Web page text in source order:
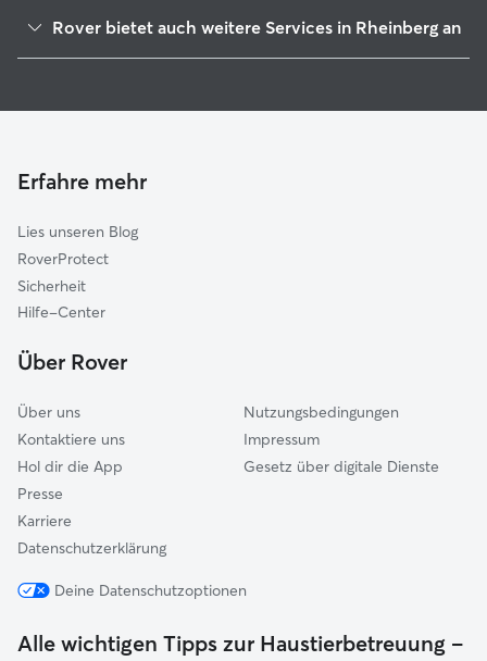
Voerde
Dinslaken
Rheurdt
Wesel
Xanten
Hünxe
Rover bietet auch weitere Services in Rheinberg an
Gassi-Service in Rheinberg
Erfahre mehr
Lies unseren Blog
RoverProtect
Sicherheit
Hilfe-Center
Über Rover
Über uns
Kontaktiere uns
Hol dir die App
Presse
Karriere
Datenschutzerklärung
Nutzungsbedingungen
Impressum
Gesetz über digitale Dienste
Deine Datenschutzoptionen
Alle wichtigen Tipps zur Haustierbetreuung –